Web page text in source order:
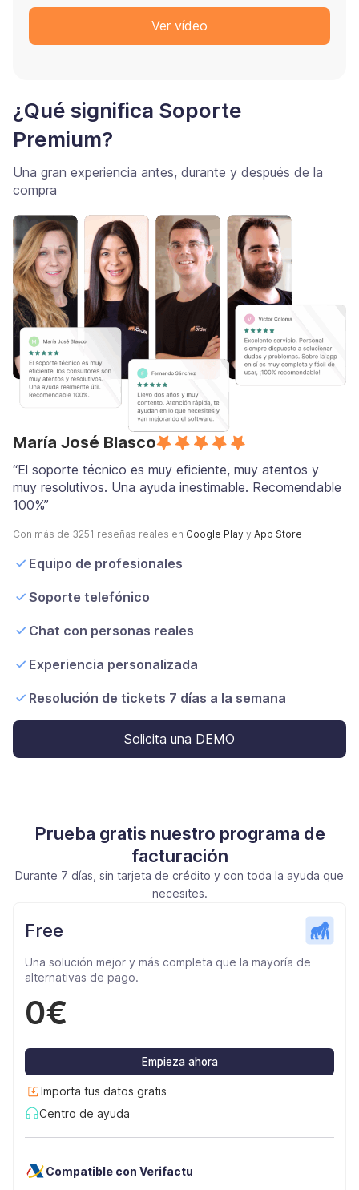
Ver vídeo
¿Qué significa Soporte
Premium?
Una gran experiencia antes, durante y después de la
compra
María José Blasco
“El soporte técnico es muy eficiente, muy atentos y
muy resolutivos. Una ayuda inestimable. Recomendable
100%”
Con más de 3251 reseñas reales en Google Play y App Store
Equipo de profesionales
Soporte telefónico
Chat con personas reales
Experiencia personalizada
Resolución de tickets 7 días a la semana
Solicita una DEMO
Prueba gratis nuestro programa de
facturación
Durante 7 días, sin tarjeta de crédito y con toda la ayuda que
necesites.
Free
Una solución mejor y más completa que la mayoría de
alternativas de pago.
0€
Empieza ahora
Importa tus datos gratis
Centro de ayuda
Compatible con Verifactu